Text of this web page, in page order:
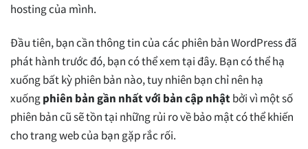
hosting của mình.
Đầu tiên, bạn cần thông tin của các phiên bản WordPress đã
phát hành trước đó, bạn có thể xem tại đây. Bạn có thể hạ
xuống bất kỳ phiên bản nào, tuy nhiên bạn chỉ nên hạ
xuốngphiên bản gần nhất với bản cập nhậtbởi vì một số
phiên bản cũ sẽ tồn tại những rủi ro về bảo mật có thể khiến
cho trang web của bạn gặp rắc rối.